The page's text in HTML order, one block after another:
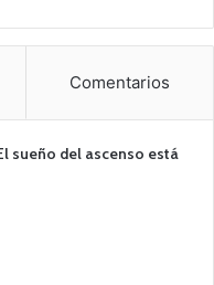
Comentarios
sueño del ascenso está